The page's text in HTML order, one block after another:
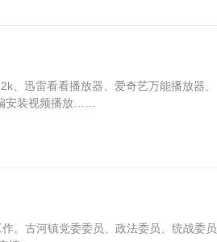
、迅雷看看播放器、爱奇艺万能播放器、
安装视频播放……
。古河镇党委委员、政法委员、统战委员